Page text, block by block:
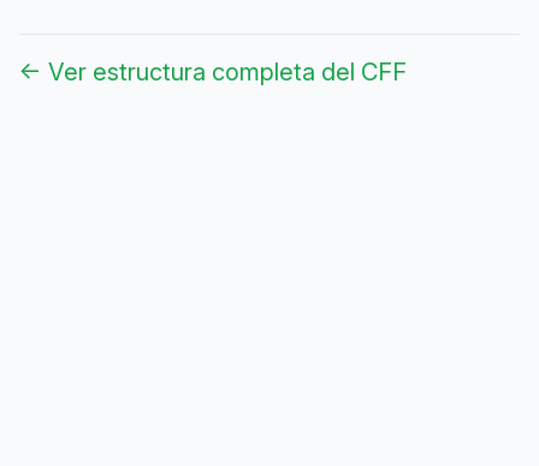
← Ver estructura completa del CFF